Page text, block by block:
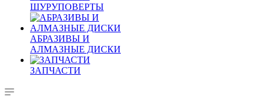
ШУРУПОВЕРТЫ
АБРАЗИВЫ И
АЛМАЗНЫЕ ДИСКИ
ЗАПЧАСТИ